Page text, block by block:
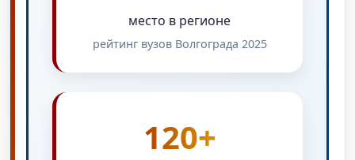
место в регионе
рейтинг вузов Волгограда 2025
120+